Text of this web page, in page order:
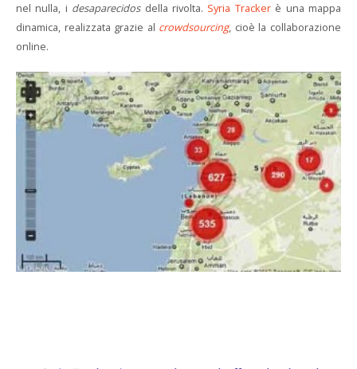
nel nulla, i desaparecidosdella rivolta. Syria Trackerè una mappa
dinamica, realizzata grazie al crowdsourcing, cioè la collaborazione
online.